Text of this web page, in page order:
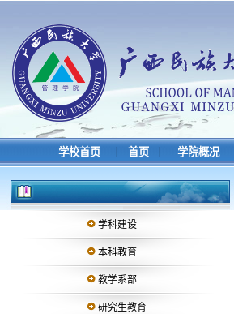
学校首页 首页 学院概况
学科建设
本科教育
教学系部
研究生教育